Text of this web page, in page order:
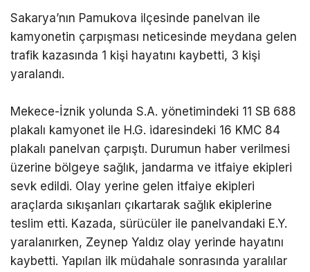
Sakarya’nın Pamukova ilçesinde panelvan ile
kamyonetin çarpışması neticesinde meydana gelen
trafik kazasında 1 kişi hayatını kaybetti, 3 kişi
yaralandı.
Mekece-İznik yolunda S.A. yönetimindeki 11 SB 688
plakalı kamyonet ile H.G. idaresindeki 16 KMC 84
plakalı panelvan çarpıştı. Durumun haber verilmesi
üzerine bölgeye sağlık, jandarma ve itfaiye ekipleri
sevk edildi. Olay yerine gelen itfaiye ekipleri
araçlarda sıkışanları çıkartarak sağlık ekiplerine
teslim etti. Kazada, sürücüler ile panelvandaki E.Y.
yaralanırken, Zeynep Yaldız olay yerinde hayatını
kaybetti. Yapılan ilk müdahale sonrasında yaralılar